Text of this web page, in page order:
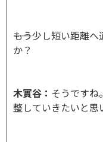
――もう少し短い距離
か？
木實谷： そうですね
整していきたいと思